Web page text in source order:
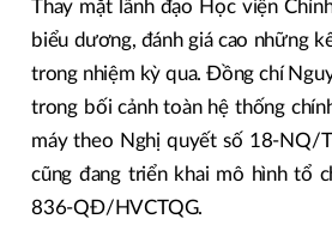
Thay mặt lãnh đạo Học viện
biểu dương, đánh giá cao những
trong nhiệm kỳ qua. Đồng chí
trong bối cảnh toàn hệ thống
máy theo Nghị quyết số 18-NQ/
cũng đang triển khai mô hình tổ
836-QĐ/HVCTQG.